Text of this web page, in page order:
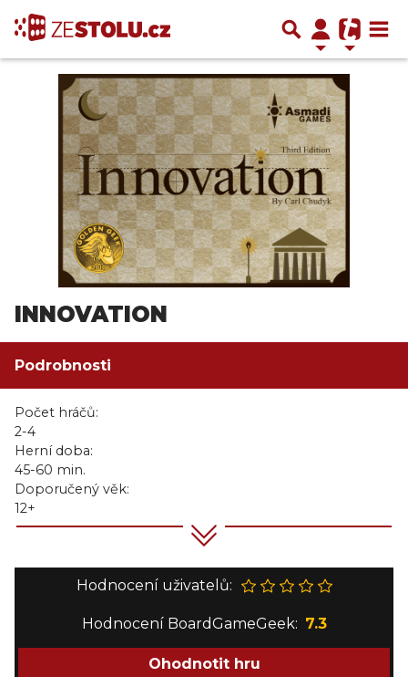
INNOVATION
Podrobnosti
Počet hráčů:
2-4
Herní doba:
45-60 min.
Doporučený věk:
12+
Hodnocení uživatelů:
Hodnocení BoardGameGeek: 7.3
Ohodnotit hru